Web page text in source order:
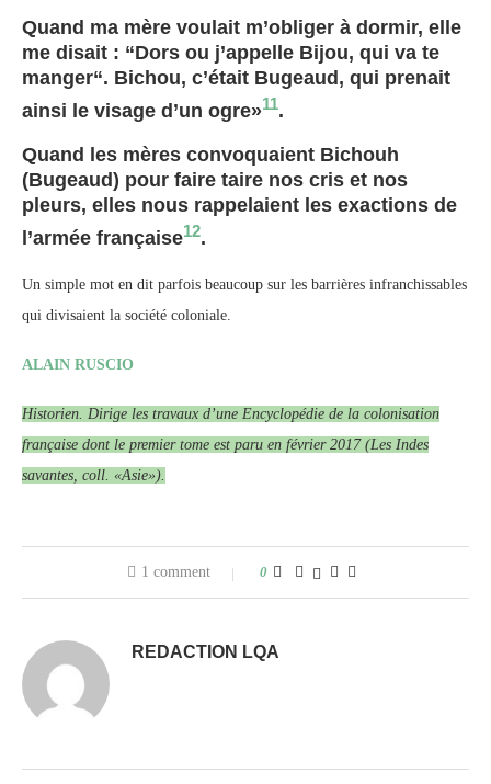
Quand ma mère voulait m’obliger à dormir, elle
me disait : “Dors ou j’appelle Bijou, qui va te
manger“. Bichou, c’était Bugeaud, qui prenait
ainsi le visage d’un ogre»11.
Quand les mères convoquaient Bichouh
(Bugeaud) pour faire taire nos cris et nos
pleurs, elles nous rappelaient les exactions de
l’armée française12.
Un simple mot en dit parfois beaucoup sur les barrières infranchissables
qui divisaient la société coloniale.
ALAIN RUSCIO
Historien. Dirige les travaux d’une Encyclopédie de la colonisation
française dont le premier tome est paru en février 2017 (Les Indes
savantes, coll. «Asie»).
1 comment 0
REDACTION LQA